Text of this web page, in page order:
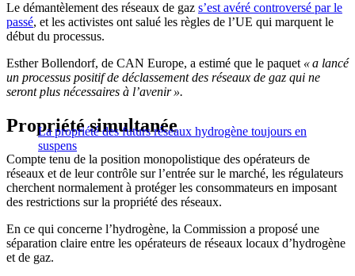
Le démantèlement des réseaux de gaz s’est avéré controversé par le
passé, et les activistes ont salué les règles de l’UE qui marquent le
début du processus.
Esther Bollendorf, de CAN Europe, a estimé que le paquet « a lancé
un processus positif de déclassement des réseaux de gaz qui ne
seront plus nécessaires à l’avenir ».
La propriété des futurs réseaux hydrogène toujours en
suspens
Propriété simultanée
Compte tenu de la position monopolistique des opérateurs de
réseaux et de leur contrôle sur l’entrée sur le marché, les régulateurs
cherchent normalement à protéger les consommateurs en imposant
des restrictions sur la propriété des réseaux.
En ce qui concerne l’hydrogène, la Commission a proposé une
séparation claire entre les opérateurs de réseaux locaux d’hydrogène
et de gaz.